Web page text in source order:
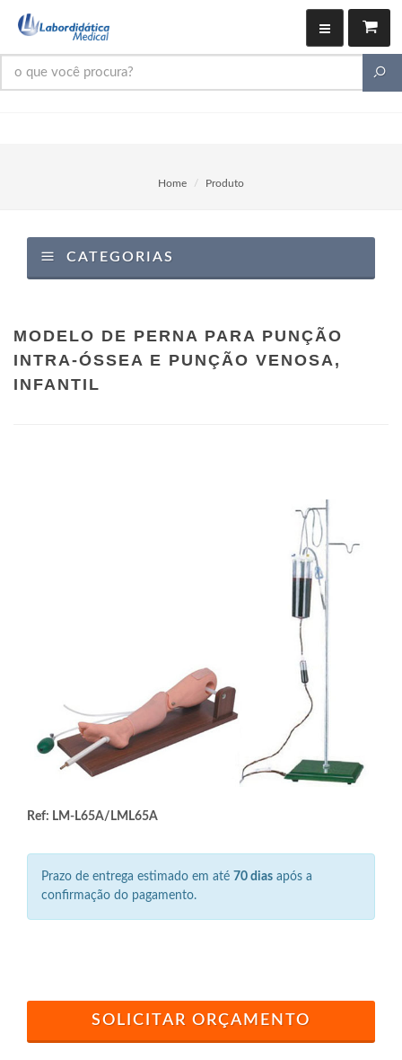
Home Produto
CATEGORIAS
MODELO DE PERNA PARA PUNÇÃO
INTRA-ÓSSEA E PUNÇÃO VENOSA,
INFANTIL
Ref: LM-L65A/LML65A
Prazo de entrega estimado em até 70 dias após a
confirmação do pagamento.
SOLICITAR ORÇAMENTO